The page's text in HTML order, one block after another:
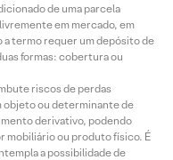
de uma parcela
em mercado, em
a termo requer um depósito de
formas: cobertura ou
riscos de perdas
objeto ou determinante de
derivativo, podendo
mobiliário ou produto físico. É
a possibilidade de